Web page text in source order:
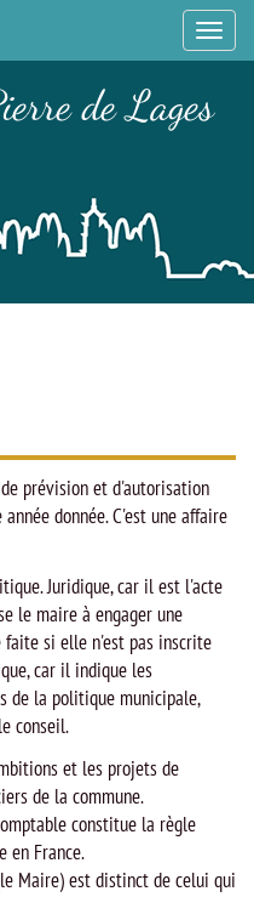
Menu
de Lages
prévision et d'autorisation
donnée. C'est une affaire
Juridique, car il est l'acte
le maire à engager une
faite si elle n'est pas inscrite
car il indique les
de la politique municipale,
conseil.
et les projets de
de la commune.
constitue la règle
en France.
Maire) est distinct de celui qui